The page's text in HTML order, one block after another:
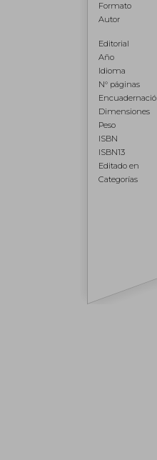
Formato
Autor
Editorial
Año
Idioma
N° páginas
Dimensiones
Peso
ISBN
ISBN13
Editado en
Categorías